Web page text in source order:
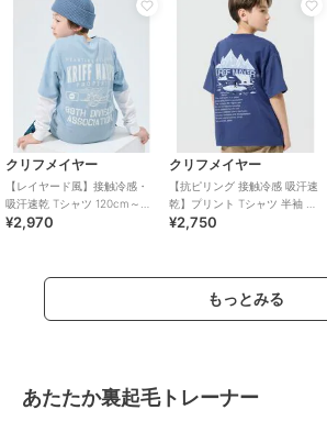
クリフメイヤー
【レイヤード風】接触冷感・
吸汗速乾 Tシャツ 120cm～
170cm
¥2,970
クリフメイヤー
【抗ピリング 接触冷感 吸汗速
乾】プリント Tシャツ 半袖 北
極 120cm～170cm
¥2,750
もっとみる
あたたか裏起毛トレーナー